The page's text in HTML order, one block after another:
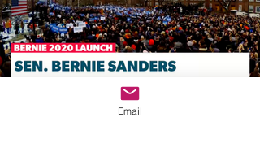
Email